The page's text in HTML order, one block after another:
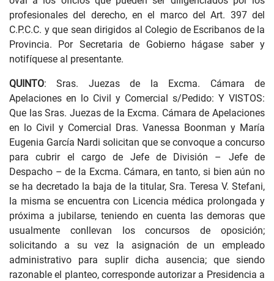
profesionales del derecho, en el marco del Art. 397 del
C.P.C.C. y que sean dirigidos al Colegio de Escribanos de la
Provincia. Por Secretaria de Gobierno hágase saber y
notifíquese al presentante.
QUINTO: Sras. Juezas de la Excma. Cámara de
Apelaciones en lo Civil y Comercial s/Pedido: Y VISTOS:
Que las Sras. Juezas de la Excma. Cámara de Apelaciones
en lo Civil y Comercial Dras. Vanessa Boonman y María
Eugenia García Nardi solicitan que se convoque a concurso
para cubrir el cargo de Jefe de División – Jefe de
Despacho – de la Excma. Cámara, en tanto, si bien aún no
se ha decretado la baja de la titular, Sra. Teresa V. Stefani,
la misma se encuentra con Licencia médica prolongada y
próxima a jubilarse, teniendo en cuenta las demoras que
usualmente conllevan los concursos de oposición;
solicitando a su vez la asignación de un empleado
administrativo para suplir dicha ausencia; que siendo
razonable el planteo, corresponde autorizar a Presidencia a